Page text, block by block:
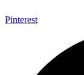
Pinterest